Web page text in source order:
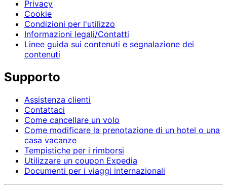
Privacy
Cookie
Condizioni per l'utilizzo
Informazioni legali/Contatti
Linee guida sui contenuti e segnalazione dei
contenuti
Supporto
Assistenza clienti
Contattaci
Come cancellare un volo
Come modificare la prenotazione di un hotel o una
casa vacanze
Tempistiche per i rimborsi
Utilizzare un coupon Expedia
Documenti per i viaggi internazionali